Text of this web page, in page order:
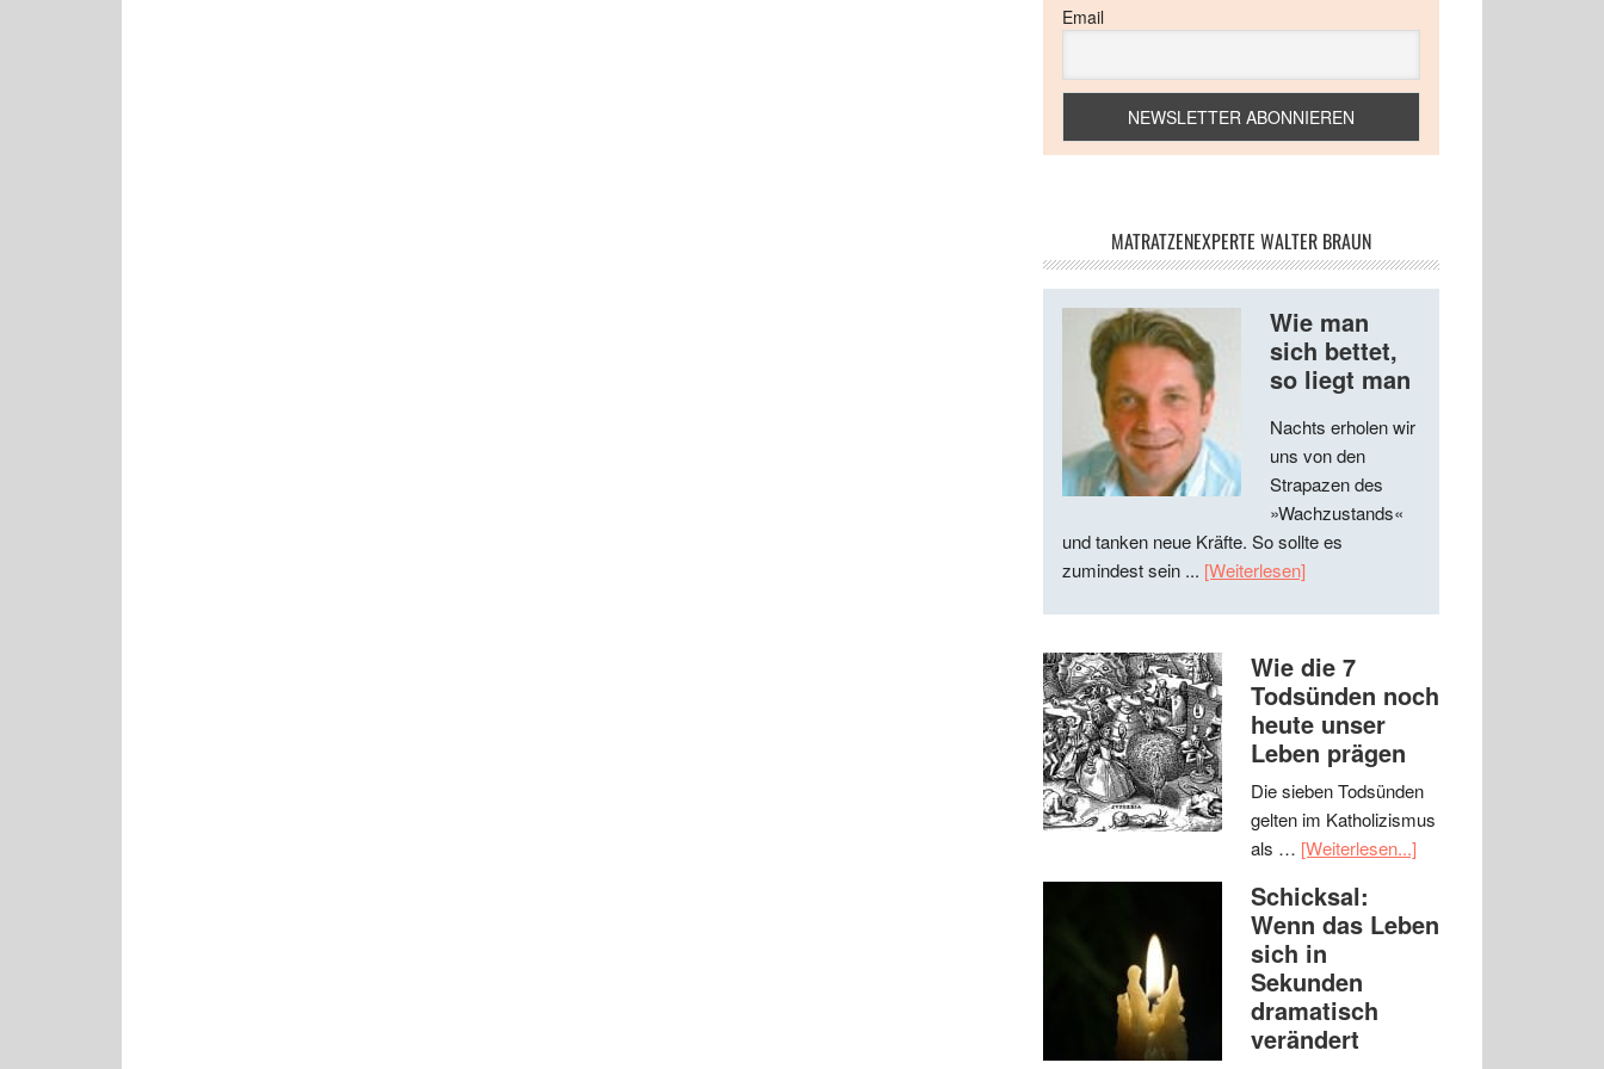
Email
MATRATZENEXPERTE WALTER BRAUN
Wie man
sich bettet,
so liegt man
Nachts erholen wir
uns von den
Strapazen des
»Wachzustands«
und tanken neue Kräfte. So sollte es
zumindest sein ... [Weiterlesen]
Wie die 7
Todsünden noch
heute unser
Leben prägen
Die sieben Todsünden
gelten im Katholizismus
als … [Weiterlesen...]
Schicksal:
Wenn das Leben
sich in
Sekunden
dramatisch
verändert